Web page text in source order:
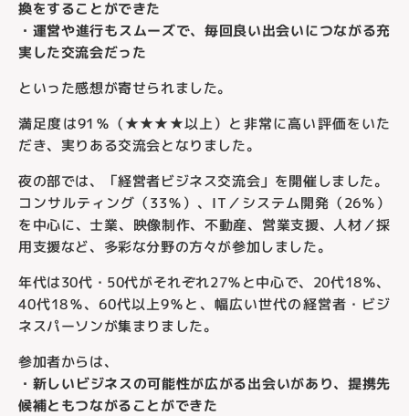
換をすることができた
・運営や進行もスムーズで、毎回良い出会いにつながる充
実した交流会だった
といった感想が寄せられました。
満足度は91％（★★★★以上）と非常に高い評価をいた
だき、実りある交流会となりました。
夜の部では、「経営者ビジネス交流会」を開催しました。
コンサルティング（33％）、IT／システム開発（26％）
を中心に、士業、映像制作、不動産、営業支援、人材／採
用支援など、多彩な分野の方々が参加しました。
年代は30代・50代がそれぞれ27％と中心で、20代18％、
40代18％、60代以上9％と、幅広い世代の経営者・ビジ
ネスパーソンが集まりました。
参加者からは、
・新しいビジネスの可能性が広がる出会いがあり、提携先
候補ともつながることができた